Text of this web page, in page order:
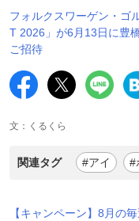
フォルクスワーゲン・ゴ
T 2026」が6月13日に豊
ご招待
文：くるくら
関連タグ #アイ #
【キャンペーン】8月の